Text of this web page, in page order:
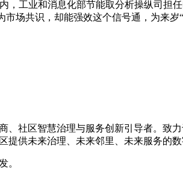
工业和消息化部节能取分析操纵司担
场共识，却能强效这个信号通，为来岁
社区智慧治理与服务创新引导者。致
供未来治理、未来邻里、未来服务的数
。